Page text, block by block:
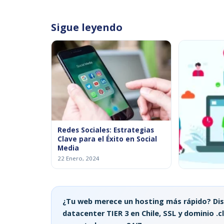
Sigue leyendo
Redes Sociales: Estrategias
Clave para el Éxito en Social
Media
22 Enero, 2024
Conectar
17 Enero, 2024
¿Tu web merece un hosting más rápido?
datacenter TIER 3 en Chile, SSL y dominio